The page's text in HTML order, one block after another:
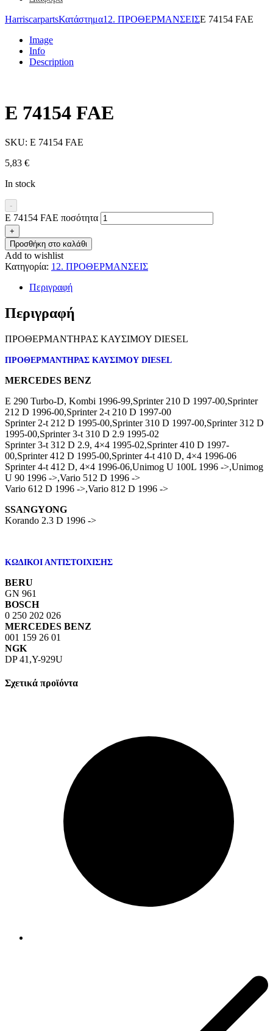
HarriscarpartsΚατάστημα12. ΠΡΟΘΕΡΜΑΝΣΕΙΣE 74154 FAE
Image
Info
Description
E 74154 FAE
SKU: E 74154 FAE
5,83 €
In stock
-
E 74154 FAE ποσότητα
+
Προσθήκη στο καλάθι
Add to wishlist
Κατηγορία: 12. ΠΡΟΘΕΡΜΑΝΣΕΙΣ
Περιγραφή
Περιγραφή
ΠΡΟΘΕΡΜΑΝΤΗΡΑΣ ΚΑΥΣΙΜΟΥ DIESEL
ΠΡΟΘΕΡΜΑΝΤΗΡΑΣ ΚΑΥΣΙΜΟΥ DIESEL
MERCEDES BENZ
E 290 Turbo-D, Kombi 1996-99,Sprinter 210 D 1997-00,Sprinter
212 D 1996-00,Sprinter 2-t 210 D 1997-00
Sprinter 2-t 212 D 1995-00,Sprinter 310 D 1997-00,Sprinter 312 D
1995-00,Sprinter 3-t 310 D 2.9 1995-02
Sprinter 3-t 312 D 2.9, 4×4 1995-02,Sprinter 410 D 1997-
00,Sprinter 412 D 1995-00,Sprinter 4-t 410 D, 4×4 1996-06
Sprinter 4-t 412 D, 4×4 1996-06,Unimog U 100L 1996 ->,Unimog
U 90 1996 ->,Vario 512 D 1996 ->
Vario 612 D 1996 ->,Vario 812 D 1996 ->
SSANGYONG
Korando 2.3 D 1996 ->
ΚΩΔΙΚΟΙ ΑΝΤΙΣΤΟΙΧΙΣΗΣ
BERU
GN 961
BOSCH
0 250 202 026
MERCEDES BENZ
001 159 26 01
NGK
DP 41,Y-929U
Σχετικά προϊόντα